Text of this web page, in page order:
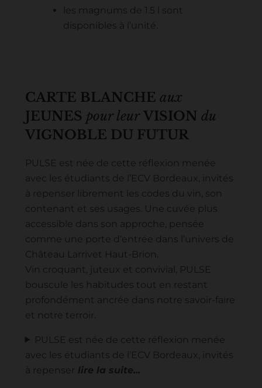
les magnums de 1.5 l sont
disponibles à l’unité.
CARTE BLANCHE aux
JEUNES pour leur VISION du
VIGNOBLE DU FUTUR
PULSE est née de cette réflexion menée
avec les étudiants de l’ECV Bordeaux, invités
à repenser librement les codes du vin, son
contenant et ses usages. Une cuvée plus
accessible dans son approche, pensée
comme une porte d’entrée dans l’univers de
Château Larrivet Haut-Brion.
Vin croquant, juteux et convivial, PULSE
bouscule les habitudes tout en restant
profondément ancrée dans notre savoir-faire
et notre terroir.
PULSE est née de cette réflexion menée
avec les étudiants de l’ECV Bordeaux, invités
à repenser